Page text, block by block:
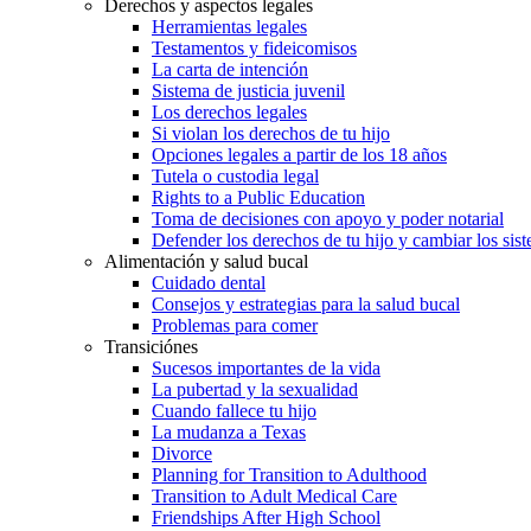
Derechos y aspectos legales
Herramientas legales
Testamentos y fideicomisos
La carta de intención
Sistema de justicia juvenil
Los derechos legales
Si violan los derechos de tu hijo
Opciones legales a partir de los 18 años
Tutela o custodia legal
Rights to a Public Education
Toma de decisiones con apoyo y poder notarial
Defender los derechos de tu hijo y cambiar los
Alimentación y salud bucal
Cuidado dental
Consejos y estrategias para la salud bucal
Problemas para comer
Transiciónes
Sucesos importantes de la vida
La pubertad y la sexualidad
Cuando fallece tu hijo
La mudanza a Texas
Divorce
Planning for Transition to Adulthood
Transition to Adult Medical Care
Friendships After High School